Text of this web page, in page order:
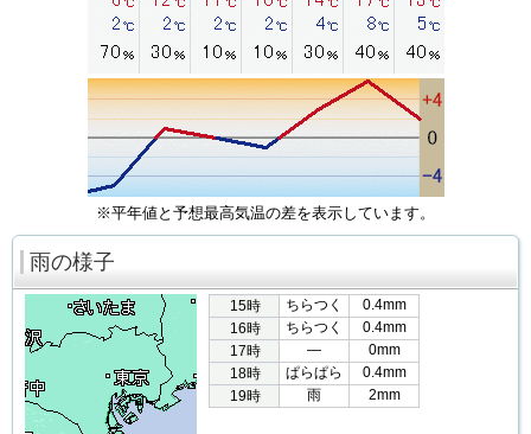
※平年値と予想最高気温の差を表示しています。
雨の様子
15時 ちらつく
0.4mm
16時
ちらつく
0.4mm
17時
―
0mm
18時
ぱらぱら
0.4mm
19時
雨 2mm